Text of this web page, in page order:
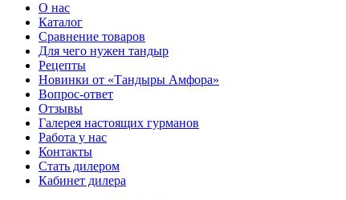
О нас
Каталог
Сравнение товаров
Для чего нужен тандыр
Рецепты
Новинки от «Тандыры Амфора»
Вопрос-ответ
Отзывы
Галерея настоящих гурманов
Работа у нас
Контакты
Стать дилером
Кабинет дилера